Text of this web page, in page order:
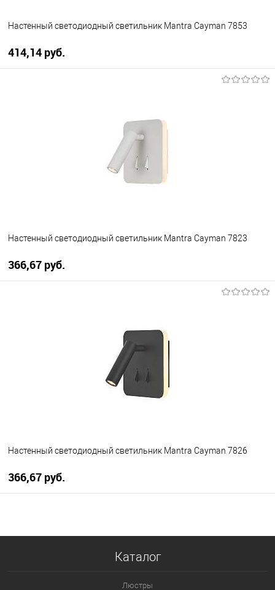
Настенный светодиодный светильник Mantra Cayman 7853
414,14 pуб.
Уточняйте наличие у
менеджера
Настенный светодиодный светильник Mantra Cayman 7823
366,67 pуб.
Уточняйте наличие у
менеджера
Настенный светодиодный светильник Mantra Cayman 7826
366,67 pуб.
менеджера
Каталог
Люстры